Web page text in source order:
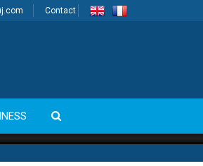
Contact